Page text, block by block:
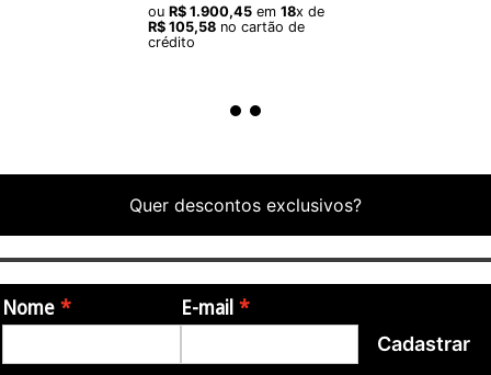
ou R$ 1.900,45 em 18x de
R$ 105,58 no cartão de
crédito
Quer descontos exclusivos?
Nome E-mail
Cadastrar